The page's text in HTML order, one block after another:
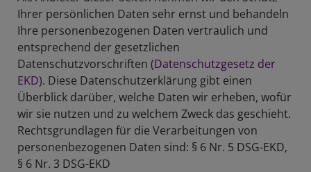
Ihrer persönlichen Daten sehr ernst und behandeln
Ihre personenbezogenen Daten vertraulich und
entsprechend der gesetzlichen
Datenschutzvorschriften (Datenschutzgesetz der
EKD). Diese Datenschutzerklärung gibt einen
Überblick darüber, welche Daten wir erheben, wofür
wir sie nutzen und zu welchem Zweck das geschieht.
Rechtsgrundlagen für die Verarbeitungen von
personenbezogenen Daten sind: § 6 Nr. 5 DSG-EKD,
§ 6 Nr. 3 DSG-EKD